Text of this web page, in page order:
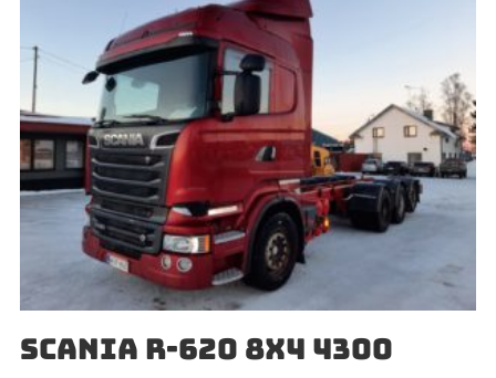
SCANIA R-620 8X4 4300